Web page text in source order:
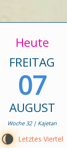
Heute
FREITAG
07
AUGUST
Woche 32 | Kajetan
V Letztes Viertel